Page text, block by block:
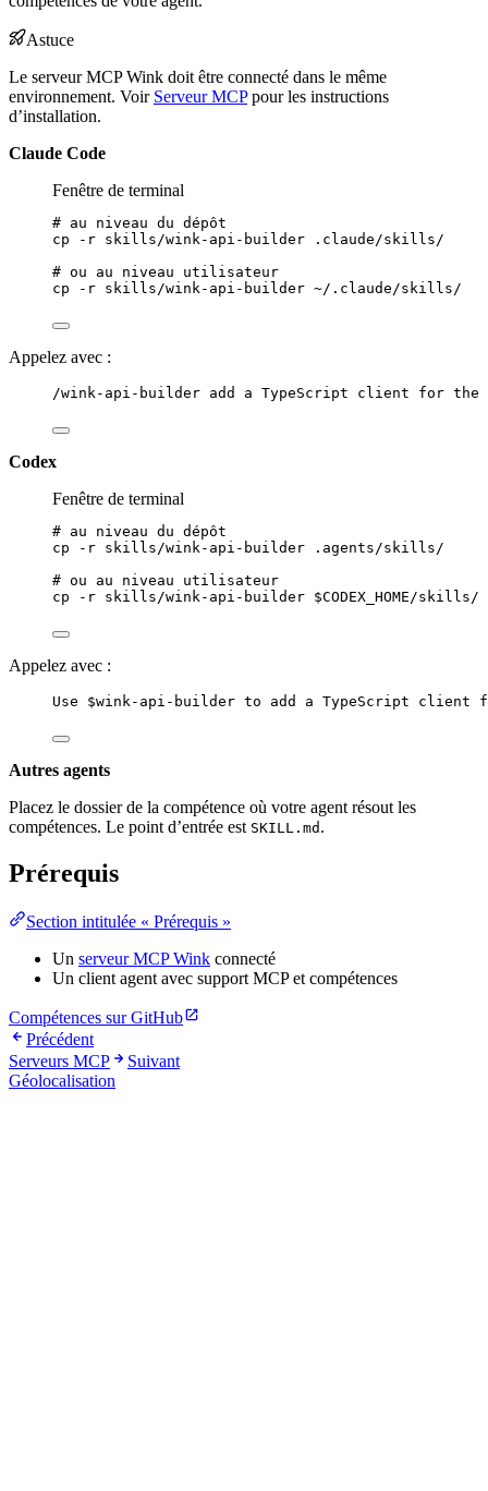
Astuce
Le serveur MCP Wink doit être connecté dans le même
environnement. Voir Serveur MCPpour les instructions
d’installation.
Claude Code
Fenêtre de terminal
# au niveau du dépôt
cp
-r skills/wink-api-builder
.claude/skills/
# ou au niveau utilisateur
cp
-r skills/wink-api-builder ~/.claude/skills/
Appelez avec :
/wink-api-builder add a TypeScript client for
Codex
Fenêtre de terminal
# au niveau du dépôt
cp
-r skills/wink-api-builder
.agents/skills/
# ou au niveau utilisateur
cp
-r skills/wink-api-builder $CODEX_HOME /skills/
Appelez avec :
Use $wink-api-builder to add a TypeScript
Autres agents
Placez le dossier de la compétence où votre agent résout les
compétences. Le point d’entrée est SKILL.md .
Prérequis
Section intitulée « Prérequis »
Un serveur MCP Wink connecté
Un client agent avec support MCP et compétences
Compétences sur GitHub
Précédent
Serveurs MCP
Suivant
Géolocalisation